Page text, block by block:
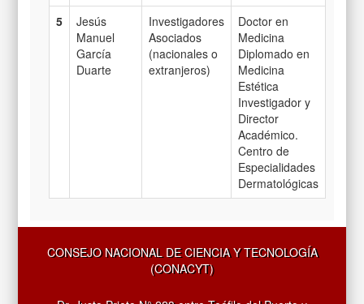
5
Jesús
Manuel
García
Duarte
Investigadores
Asociados
(nacionales o
extranjeros)
Doctor en
Medicina
Diplomado en
Medicina
Estética
Investigador y
Director
Académico.
Centro de
Especialidades
Dermatológicas
CONSEJO NACIONAL DE CIENCIA Y TECNOLOGÍA
(CONACYT)